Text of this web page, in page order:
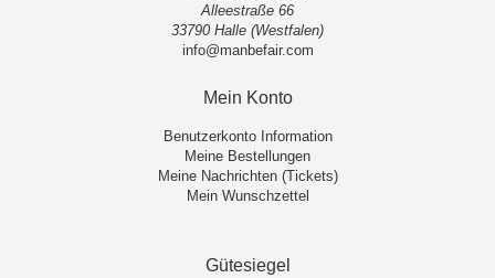
Alleestraße 66
33790 Halle (Westfalen)
info@manbefair.com
Mein Konto
Benutzerkonto Information
Meine Bestellungen
Meine Nachrichten (Tickets)
Mein Wunschzettel
Gütesiegel